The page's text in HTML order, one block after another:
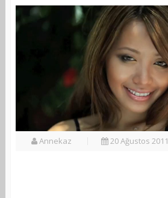
Annekaz 20 Ağustos 2011